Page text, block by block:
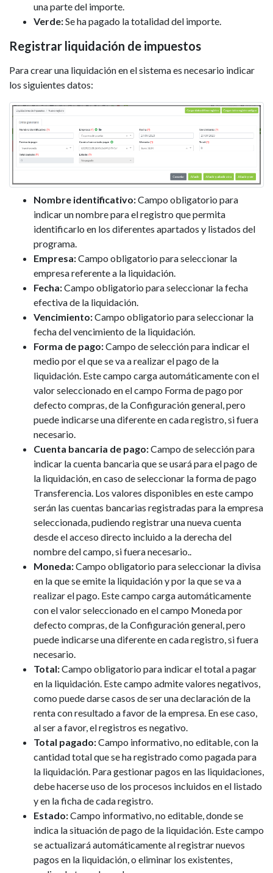
una parte del importe.
Verde:Se ha pagado la totalidad del importe.
Registrar liquidación de impuestos
Para crear una liquidación en el sistema es necesario indicar
los siguientes datos:
Nombre identificativo:Campo obligatorio para
indicar un nombre para el registro que permita
identificarlo en los diferentes apartados y listados del
programa.
Empresa:Campo obligatorio para seleccionar la
empresa referente a la liquidación.
Fecha:Campo obligatorio para seleccionar la fecha
efectiva de la liquidación.
Vencimiento:Campo obligatorio para seleccionar la
fecha del vencimiento de la liquidación.
Forma de pago:Campo de selección para indicar el
medio por el que se va a realizar el pago de la
liquidación. Este campo carga automáticamente con el
valor seleccionado en el campo Forma de pago por
defecto compras, de la Configuración general, pero
puede indicarse una diferente en cada registro, si fuera
necesario.
Cuenta bancaria de pago:Campo de selección para
indicar la cuenta bancaria que se usará para el pago de
la liquidación, en caso de seleccionar la forma de pago
Transferencia. Los valores disponibles en este campo
serán las cuentas bancarias registradas para la empresa
seleccionada, pudiendo registrar una nueva cuenta
desde el acceso directo incluido a la derecha del
nombre del campo, si fuera necesario..
Moneda:Campo obligatorio para seleccionar la divisa
en la que se emite la liquidación y por la que se va a
realizar el pago. Este campo carga automáticamente
con el valor seleccionado en el campo Moneda por
defecto compras, de la Configuración general, pero
puede indicarse una diferente en cada registro, si fuera
necesario.
Total:Campo obligatorio para indicar el total a pagar
en la liquidación. Este campo admite valores negativos,
como puede darse casos de ser una declaración de la
renta con resultado a favor de la empresa. En ese caso,
al ser a favor, el registros es negativo.
Total pagado:Campo informativo, no editable, con la
cantidad total que se ha registrado como pagada para
la liquidación. Para gestionar pagos en las liquidaciones,
debe hacerse uso de los procesos incluidos en el listado
y en la ficha de cada registro.
Estado:Campo informativo, no editable, donde se
indica la situación de pago de la liquidación. Este campo
se actualizará automáticamente al registrar nuevos
pagos en la liquidación, o eliminar los existentes,